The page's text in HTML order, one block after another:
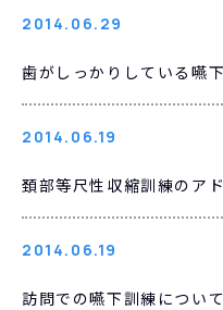
2014.06.29
歯がしっかりしている嚥
2014.06.19
頚部等尺性収縮訓練のア
2014.06.19
訪問での嚥下訓練につい